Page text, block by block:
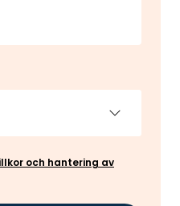
och hantering av